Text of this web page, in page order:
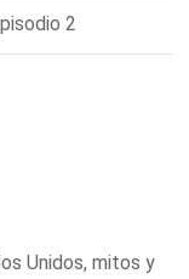
2
Unidos, mitos y